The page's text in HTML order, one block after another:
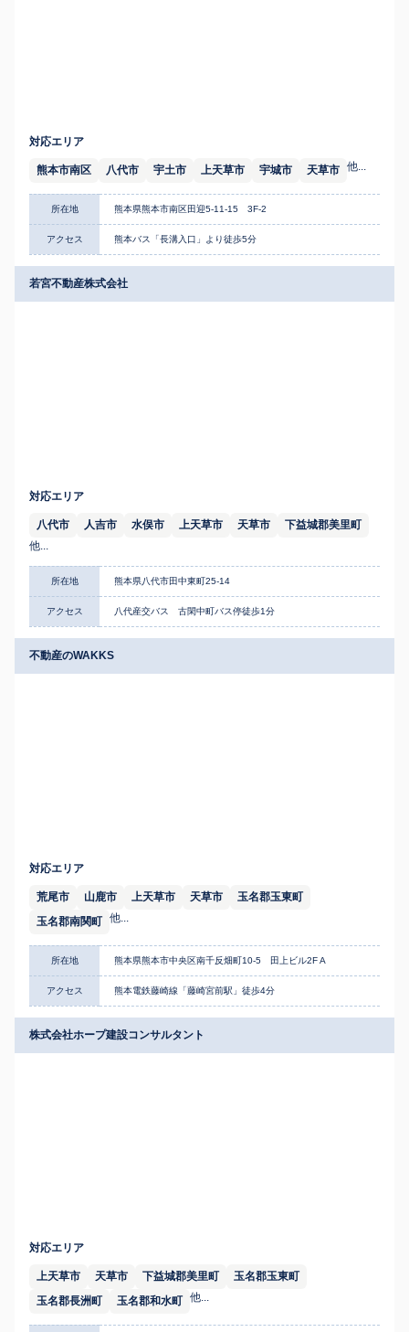
対応エリア
熊本市南区 八代市 宇土市 上天草市 宇城市 天草市 他...
所在地 熊本県熊本市南区田迎5-11-15 3F-2
アクセス 熊本バス「長溝入口」より徒歩5分
若宮不動産株式会社
対応エリア
八代市 人吉市 水俣市 上天草市 天草市
下益城郡美里町
他...
所在地 熊本県八代市田中東町25-14
アクセス 八代産交バス 古閑中町バス停徒歩1分
不動産のWAKKS
対応エリア
荒尾市 山鹿市 上天草市 天草市
玉名郡玉東町
玉名郡南関町 他...
所在地 熊本県熊本市中央区南千反畑町10-5 田上ビル2F A
アクセス 熊本電鉄藤崎線「藤崎宮前駅」徒歩4分
株式会社ホープ建設コンサルタント
対応エリア
上天草市 天草市 下益城郡美里町
玉名郡玉東町
玉名郡長洲町
玉名郡和水町 他...